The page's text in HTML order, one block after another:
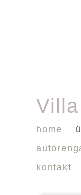
home
kontakt